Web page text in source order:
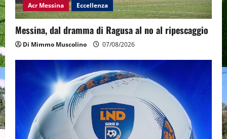
Acr Messina Eccellenza
Messina, dal dramma di Ragusa al no al ripescaggio
Di Mimmo Muscolino 07/08/2026